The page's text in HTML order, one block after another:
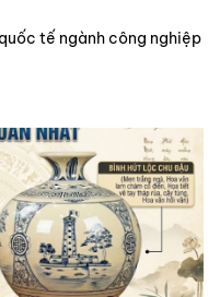
tế ngành công nghiệp